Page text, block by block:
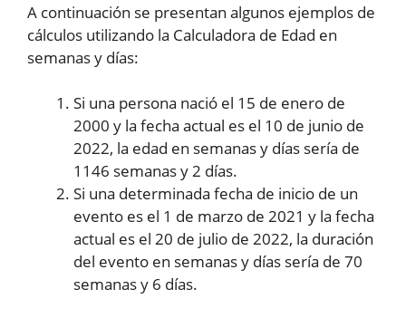
A continuación se presentan algunos ejemplos de
cálculos utilizando la Calculadora de Edad en
semanas y días:
Si una persona nació el 15 de enero de
2000 y la fecha actual es el 10 de junio de
2022, la edad en semanas y días sería de
1146 semanas y 2 días.
Si una determinada fecha de inicio de un
evento es el 1 de marzo de 2021 y la fecha
actual es el 20 de julio de 2022, la duración
del evento en semanas y días sería de 70
semanas y 6 días.